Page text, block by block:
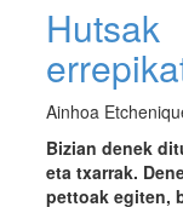
Hutsak
Ainhoa
Bizian denek
eta txarrak.
pettoak egiten,